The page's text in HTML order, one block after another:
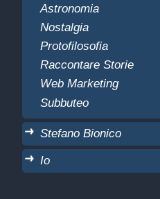
Astronomia
Nostalgia
Protofilosofia
Raccontare Storie
Web Marketing
Subbuteo
Stefano Bionico
Io